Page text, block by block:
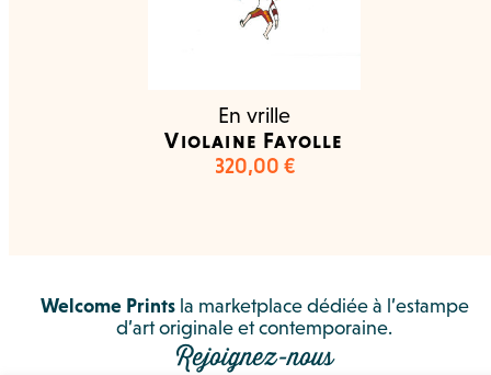
En vrille
Violaine Fayolle
320,00 €
Welcome Printsla marketplace dédiée à l’estampe
d’art originale et contemporaine.
Rejoignez-nous